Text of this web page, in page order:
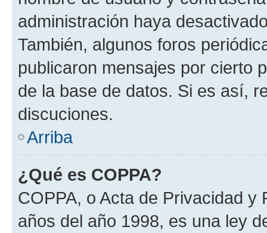
administración haya
También, algunos foros
publicaron mensajes por cierto
de la base de datos. Si es así,
discuciones.
Arriba
¿Qué es COPPA?
COPPA, o Acta de Privacidad
años del año 1998, es una ley